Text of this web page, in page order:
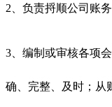
2、负责捋顺公司账
3、编制或审核各项
确、完整、及时；从